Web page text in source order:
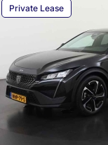
Private Lease